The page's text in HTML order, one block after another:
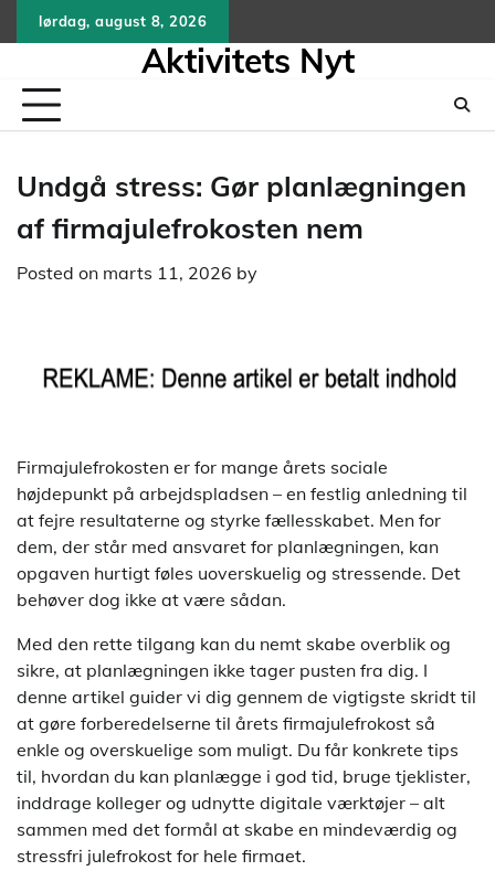
to
lørdag, august 8, 2026
Aktivitets Nyt
Undgå stress: Gør planlægningen
af firmajulefrokosten nem
Posted on marts 11, 2026 by
Firmajulefrokosten er for mange årets sociale
højdepunkt på arbejdspladsen – en festlig anledning til
at fejre resultaterne og styrke fællesskabet. Men for
dem, der står med ansvaret for planlægningen, kan
opgaven hurtigt føles uoverskuelig og stressende. Det
behøver dog ikke at være sådan.
Med den rette tilgang kan du nemt skabe overblik og
sikre, at planlægningen ikke tager pusten fra dig. I
denne artikel guider vi dig gennem de vigtigste skridt til
at gøre forberedelserne til årets firmajulefrokost så
enkle og overskuelige som muligt. Du får konkrete tips
til, hvordan du kan planlægge i god tid, bruge tjeklister,
inddrage kolleger og udnytte digitale værktøjer – alt
sammen med det formål at skabe en mindeværdig og
stressfri julefrokost for hele firmaet.